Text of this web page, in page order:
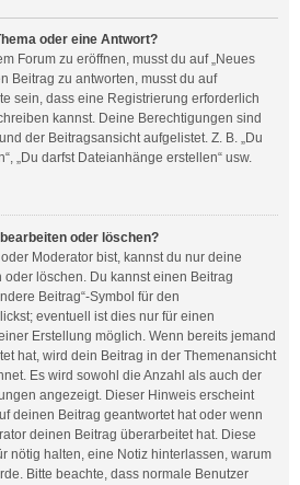
oder eine Antwort?
Forum zu eröffnen, musst du auf „Neues
Beitrag zu antworten, musst du auf
sein, dass eine Registrierung erforderlich
kannst. Deine Berechtigungen sind
der Beitragsansicht aufgelistet. Z. B. „Du
„Du darfst Dateianhänge erstellen“ usw.
oder löschen?
Moderator bist, kannst du nur deine
löschen. Du kannst einen Beitrag
Beitrag“-Symbol für den
eventuell ist dies nur für einen
Erstellung möglich. Wenn bereits jemand
hat, wird dein Beitrag in der Themenansicht
Es wird sowohl die Anzahl als auch der
angezeigt. Dieser Hinweis erscheint
deinen Beitrag geantwortet hat oder wenn
deinen Beitrag überarbeitet hat. Diese
nötig halten, eine Notiz hinterlassen, warum
Bitte beachte, dass normale Benutzer